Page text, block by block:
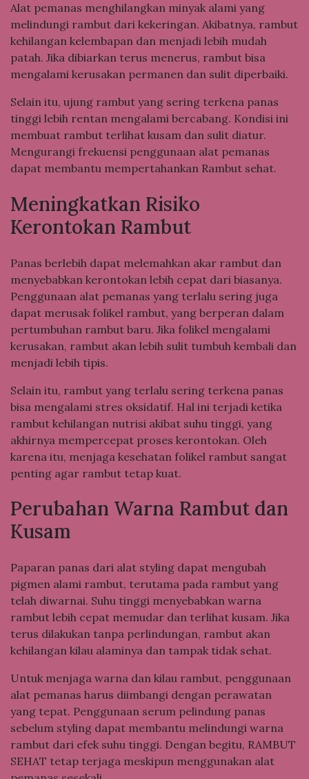
Alat pemanas menghilangkan minyak alami yang
melindungi rambut dari kekeringan. Akibatnya, rambut
kehilangan kelembapan dan menjadi lebih mudah
patah. Jika dibiarkan terus menerus, rambut bisa
mengalami kerusakan permanen dan sulit diperbaiki.
Selain itu, ujung rambut yang sering terkena panas
tinggi lebih rentan mengalami bercabang. Kondisi ini
membuat rambut terlihat kusam dan sulit diatur.
Mengurangi frekuensi penggunaan alat pemanas
dapat membantu mempertahankan Rambut sehat.
Meningkatkan Risiko
Kerontokan Rambut
Panas berlebih dapat melemahkan akar rambut dan
menyebabkan kerontokan lebih cepat dari biasanya.
Penggunaan alat pemanas yang terlalu sering juga
dapat merusak folikel rambut, yang berperan dalam
pertumbuhan rambut baru. Jika folikel mengalami
kerusakan, rambut akan lebih sulit tumbuh kembali dan
menjadi lebih tipis.
Selain itu, rambut yang terlalu sering terkena panas
bisa mengalami stres oksidatif. Hal ini terjadi ketika
rambut kehilangan nutrisi akibat suhu tinggi, yang
akhirnya mempercepat proses kerontokan. Oleh
karena itu, menjaga kesehatan folikel rambut sangat
penting agar rambut tetap kuat.
Perubahan Warna Rambut dan
Kusam
Paparan panas dari alat styling dapat mengubah
pigmen alami rambut, terutama pada rambut yang
telah diwarnai. Suhu tinggi menyebabkan warna
rambut lebih cepat memudar dan terlihat kusam. Jika
terus dilakukan tanpa perlindungan, rambut akan
kehilangan kilau alaminya dan tampak tidak sehat.
Untuk menjaga warna dan kilau rambut, penggunaan
alat pemanas harus diimbangi dengan perawatan
yang tepat. Penggunaan serum pelindung panas
sebelum styling dapat membantu melindungi warna
rambut dari efek suhu tinggi. Dengan begitu, RAMBUT
SEHAT tetap terjaga meskipun menggunakan alat